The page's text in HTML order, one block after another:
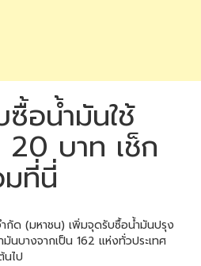
อน้ำมันใช้
20 บาท เช็ก
มที่นี่
กัด (มหาชน) เพิ่มจุดรับซื้อน้ำมันปรุง
มันบางจากเป็น 162 แห่งทั่วประเทศ
ไป